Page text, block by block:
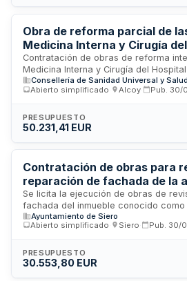
municipales de vivienda social para
al patrimonio de alojamiento de
Obra de reforma parcial de
Medicina Interna y Cirugía
Universitario de Alcoi
Contratación de obras de reforma
Medicina Interna y Cirugía del
de Alcoi. Los trabajos incluyen
albañilería, reposición de pavimentos
final. Las actuaciones se
funcionamiento minimizando
Consellería de Sanidad Universal y
Abierto simplificado
Alcoy Pub. 30/
PRESUPUESTO
50.231,41 EUR
Contratación de obras para
reparación de fachada de la
Periquín en Colloto
Se licita la ejecución de obras de
fachada del inmueble conocido como
Periquín situado en Colloto. El
esta licitación mediante
valorado. Los trabajos incluyen
revestimiento, debiendo los
Ayuntamiento de Siero
Abierto simplificado
Siero Pub. 30/
PRESUPUESTO
30.553,80 EUR